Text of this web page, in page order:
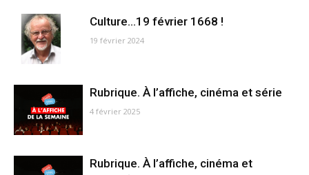
Culture…19 février 1668 !
19 février 2024
Rubrique. À l’affiche, cinéma et série
4 février 2025
Rubrique. À l’affiche, cinéma et